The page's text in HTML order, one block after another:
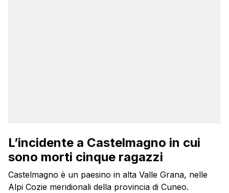
L’incidente a Castelmagno in cui
sono morti cinque ragazzi
Castelmagno è un paesino in alta Valle Grana, nelle
Alpi Cozie meridionali della provincia di Cuneo.